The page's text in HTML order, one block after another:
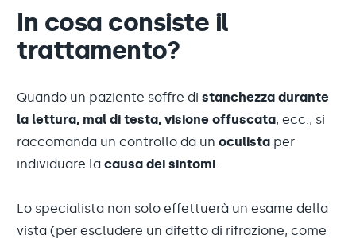
In cosa consiste il
trattamento?
Quando un paziente soffre di stanchezza durante
la lettura, mal di testa, visione offuscata, ecc., si
raccomanda un controllo da un oculista per
individuare la causa dei sintomi.
Lo specialista non solo effettuerà un esame della
vista (per escludere un difetto di rifrazione, come